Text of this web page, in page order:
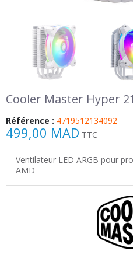
Cooler Master Hyper
Référence : 4719512134092
499,00 MAD TTC
Ventilateur LED ARGB pour
AMD